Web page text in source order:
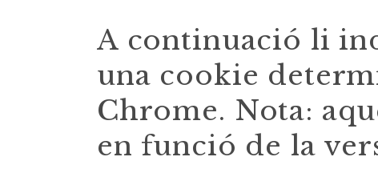
A continuació li
una cookie
Chrome. Nota:
en funció de la